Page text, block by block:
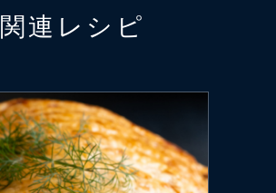
関連レシピ